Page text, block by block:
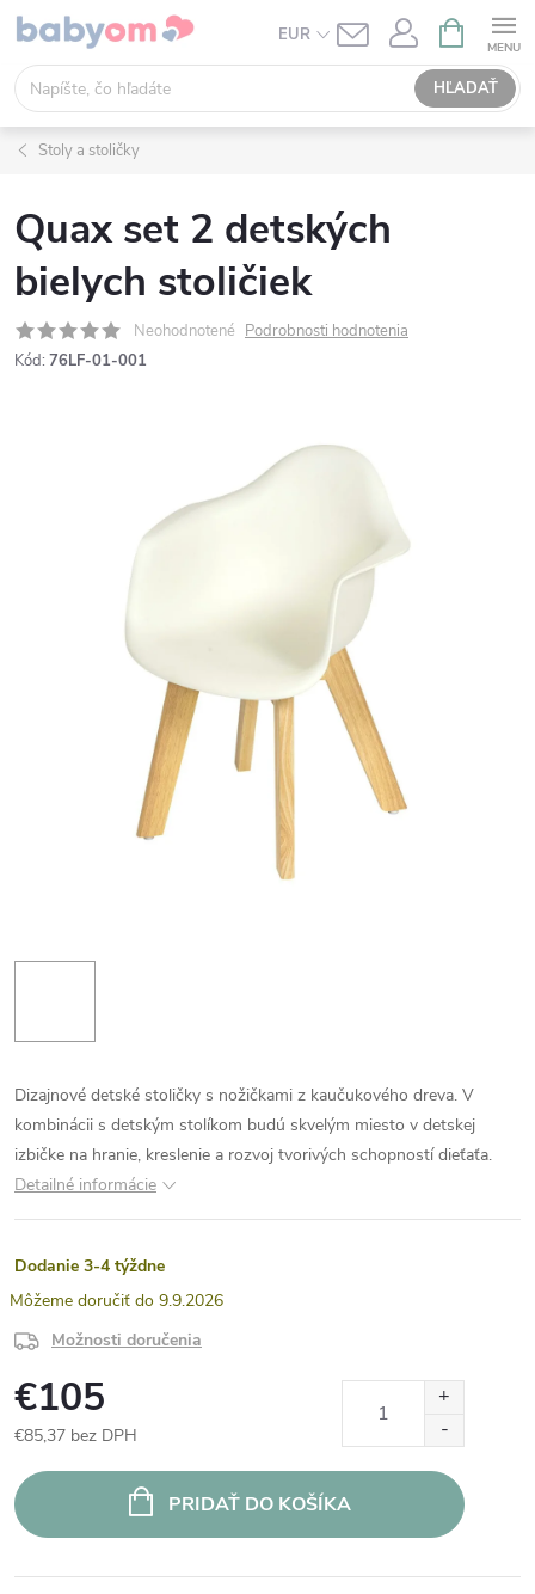
Prejsť
obsah
EUR
HĽADAŤ
KOŠÍK
Stoly a stoličky
Quax set 2 detských
bielych stoličiek
Neohodnotené Podrobnosti hodnotenia
Kód: 76LF-01-001
Dizajnové detské stoličky s nožičkami z kaučukového dreva. V
kombinácii s detským stolíkom budú skvelým miesto v detskej
izbičke na hranie, kreslenie a rozvoj tvorivých schopností dieťaťa.
Detailné informácie
Dodanie 3-4 týždne
9.9.2026
Možnosti doručenia
€105
€85,37 bez DPH
cena:
PRIDAŤ DO KOŠÍKA